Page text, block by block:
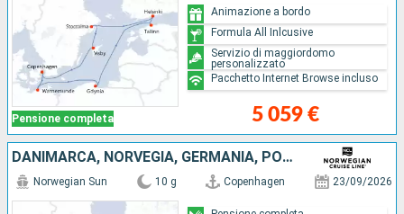
Pensione completa 5 059 €
Animazione a bordo
Formula All Inlcusive
Servizio di maggiordomo
personalizzato
Pacchetto Internet Browse incluso
DANIMARCA, NORVEGIA, GERMANIA, POLONIA, LITUANIA, LETTONIA, SVEZIA, ESTONIA, FINLANDIA
Norwegian Sun 10 g Copenhagen 23/09/2026